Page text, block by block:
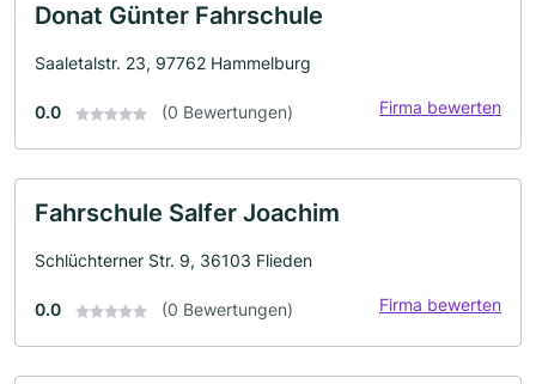
Donat Günter Fahrschule
Saaletalstr. 23, 97762 Hammelburg
0.0 (0 Bewertungen) Firma bewerten
Fahrschule Salfer Joachim
Schlüchterner Str. 9, 36103 Flieden
0.0 (0 Bewertungen) Firma bewerten